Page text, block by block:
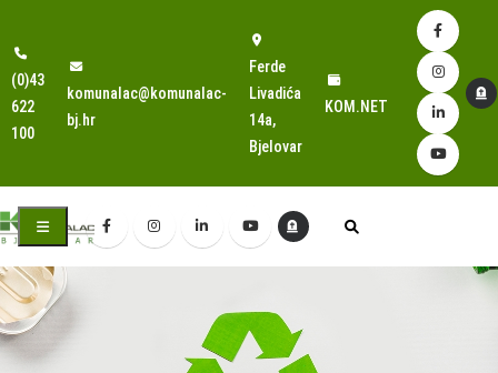
(0)43
622
100
komunalac@komunalac-
bj.hr
Ferde
Livadića
14a,
Bjelovar
KOM.NET